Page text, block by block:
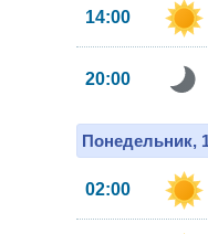
14:00
20:00
Понедельник,
02:00